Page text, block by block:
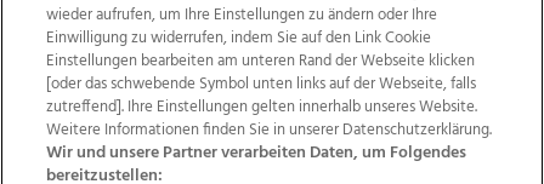
Wir über uns Mediadaten Kontakt
Jobs
Datenschutz
Impressum
AGB Anzeigekunden
AGB Website
Ehrenkodex Politische Werbung
wieder aufrufen, um Ihre Einstellungen zu ändern oder Ihre
Einwilligung zu widerrufen, indem Sie auf den Link Cookie
Einstellungen bearbeiten am unteren Rand der Webseite klicken
[oder das schwebende Symbol unten links auf der Webseite, falls
zutreffend]. Ihre Einstellungen gelten innerhalb unseres Website.
Weitere Informationen finden Sie in unserer Datenschutzerklärung.
Wir und unsere Partner verarbeiten Daten, um Folgendes
bereitzustellen: